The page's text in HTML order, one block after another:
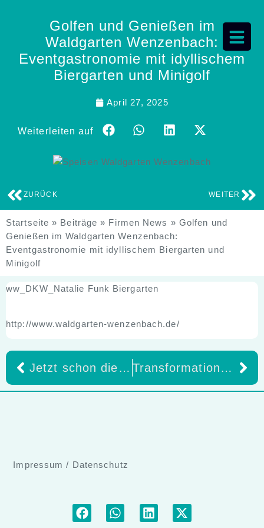
Golfen und Genießen im
Waldgarten Wenzenbach:
Eventgastronomie mit idyllischem
Biergarten und Minigolf
April 27, 2025
Weiterleiten auf
ZURÜCK WEITER
Startseite » Beiträge » Firmen News » Golfen und
Genießen im Waldgarten Wenzenbach:
Eventgastronomie mit idyllischem Biergarten und
Minigolf
ww_DKW_Natalie Funk Biergarten
http://www.waldgarten-wenzenbach.de/
Jetzt schon die Zahnarztpraxis von morgen gestalten – beim Dental Future Day 2025! Transformationdie Symphoniedes Lebens – Beitrag von Alexander Matthias Laabmayr / Bildhauer
Impressum / Datenschutz